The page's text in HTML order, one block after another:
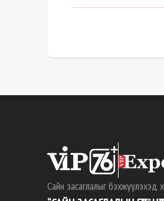
Сайн засаглалыг бэхжүүлэхэд